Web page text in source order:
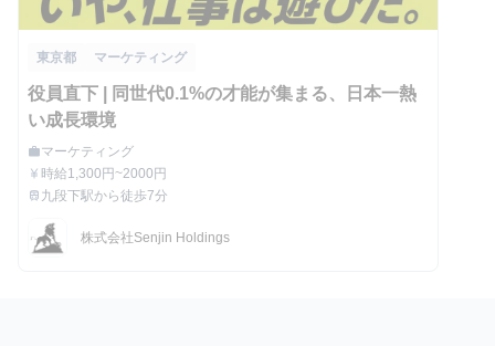
東京都 マーケティング
役員直下 | 同世代0.1%の才能が集まる、日本一熱
い成長環境
職種
workマーケティング
給与
currency_yen 時給1,300円~2000円
最寄駅
train 九段下駅から徒歩7分
株式会社Senjin Holdings